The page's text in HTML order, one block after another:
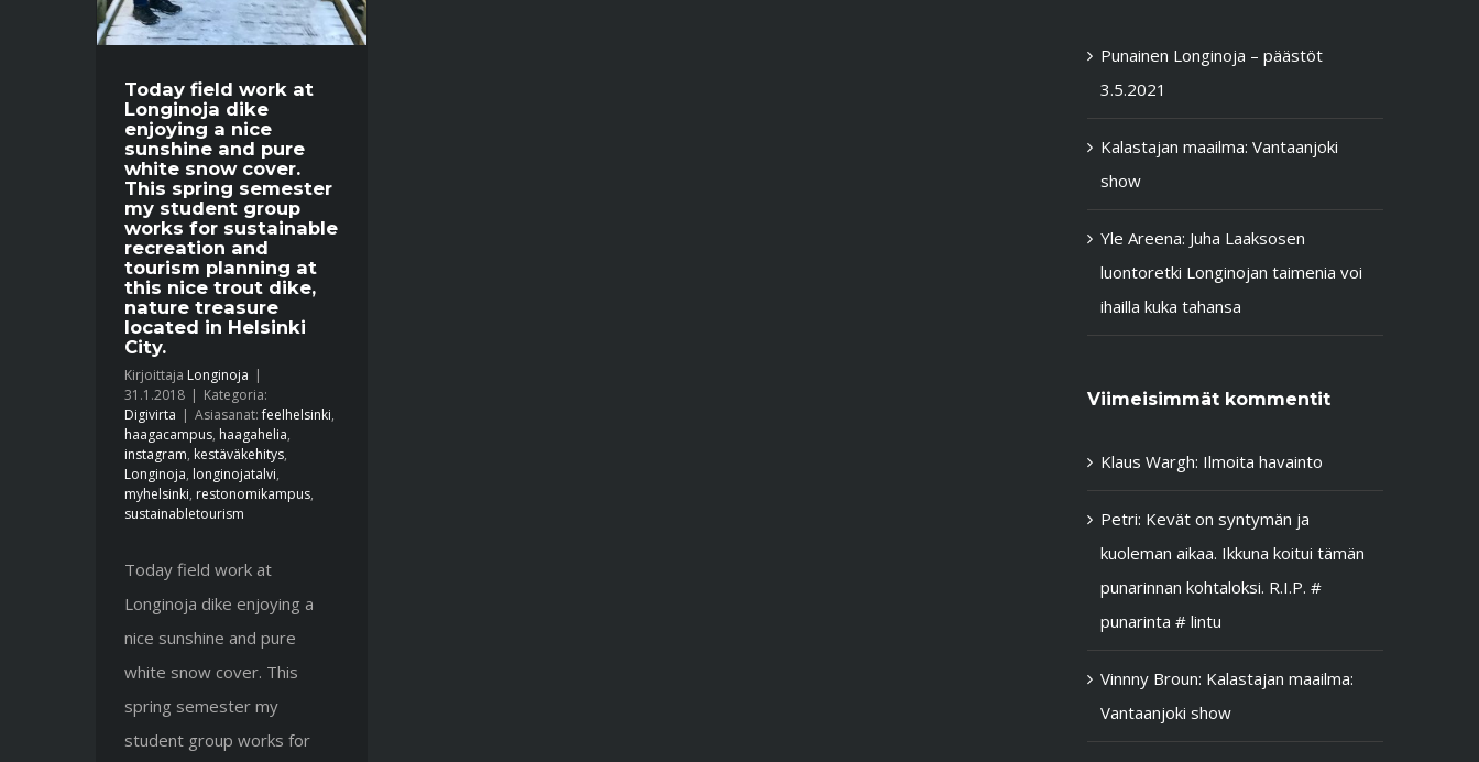
Today field work at
Longinoja dike
enjoying a nice
sunshine and pure
white snow cover.
This spring semester
my student group
works for sustainable
recreation and
tourism planning at
this nice trout dike,
nature treasure
located in Helsinki
City.
Kirjoittaja Longinoja |
31.1.2018 | Kategoria:
Digivirta | Asiasanat:feelhelsinki,
haagacampus, haagahelia,
instagram, kestäväkehitys,
Longinoja, longinojatalvi,
myhelsinki, restonomikampus,
sustainabletourism
Today field work at
Longinoja dike enjoying a
nice sunshine and pure
white snow cover. This
spring semester my
student group works for
Punainen Longinoja – päästöt
3.5.2021
Kalastajan maailma: Vantaanjoki
show
Yle Areena: Juha Laaksosen
luontoretki Longinojan taimenia voi
ihailla kuka tahansa
Viimeisimmät kommentit
Klaus Wargh: Ilmoita havainto
Petri: Kevät on syntymän ja
kuoleman aikaa. Ikkuna koitui tämän
punarinnan kohtaloksi. R.I.P. #
punarinta # lintu
Vinnny Broun: Kalastajan maailma:
Vantaanjoki show